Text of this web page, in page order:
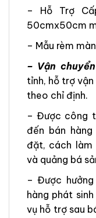
– Hỗ Trợ
50cmx50cm
– Mẫu rèm
– Vận
tỉnh, hỗ trợ
theo chỉ định.
– Được công
đến bán
đặt, cách làm
và quảng bá
– Được
hàng phát
vụ hỗ trợ sau